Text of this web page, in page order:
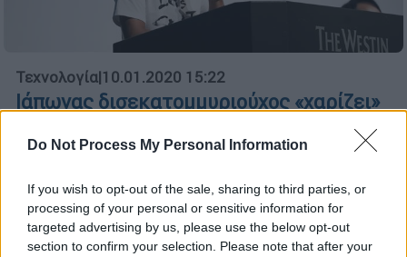
Do Not Process My Personal Information
If you wish to opt-out of the sale, sharing to third parties, or
processing of your personal or sensitive information for
targeted advertising by us, please use the below opt-out
section to confirm your selection. Please note that after your
Τεχνολογία|10.01.2020 15:22
Ιάπωνας δισεκατομμυριούχος «χαρίζει»
Twitter
Ο επιχειρηματίας πρόσφατα έδωσε 57 εκατ.
δολάρια για έναν πίνακα του Μπασκιά και
έχει κάνει κράτηση στο πρώτο εμπορικό
ταξίδι της SpaceX γύρω από τη Σελήνη